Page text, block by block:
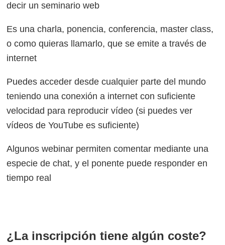
decir un seminario web
Es una charla, ponencia, conferencia, master class,
o como quieras llamarlo, que se emite a través de
internet
Puedes acceder desde cualquier parte del mundo
teniendo una conexión a internet con suficiente
velocidad para reproducir vídeo (si puedes ver
vídeos de YouTube es suficiente)
Algunos webinar permiten comentar mediante una
especie de chat, y el ponente puede responder en
tiempo real
¿La inscripción tiene algún coste?